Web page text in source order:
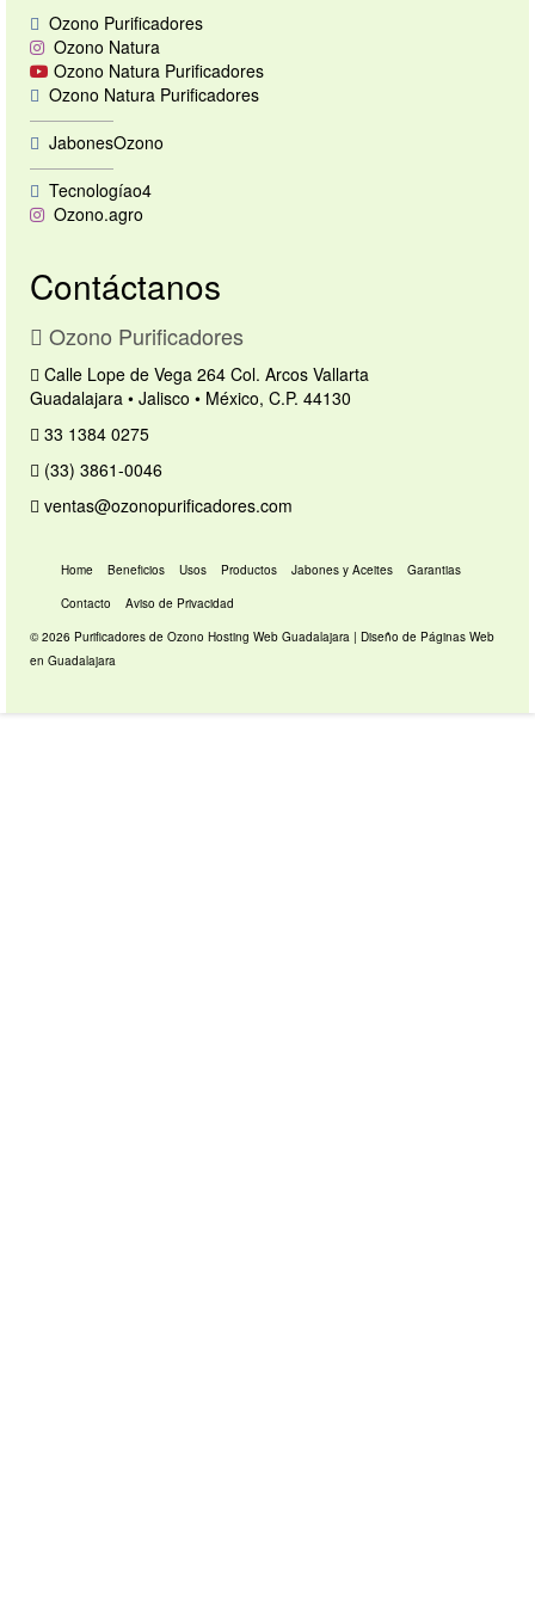
Ozono Purificadores
Ozono Natura
Ozono Natura Purificadores
Ozono Natura Purificadores
—————
JabonesOzono
—————
Tecnologíao4
Ozono.agro
Contáctanos
Ozono Purificadores
Calle Lope de Vega 264 Col. Arcos Vallarta
Guadalajara • Jalisco • México, C.P. 44130
33 1384 0275
(33) 3861-0046
ventas@ozonopurificadores.com
Home Beneficios Usos Productos Jabones y Aceites
Garantias
Contacto
Aviso de Privacidad
© 2026 Purificadores de Ozono Hosting Web Guadalajara | Diseño de Páginas Web
en Guadalajara